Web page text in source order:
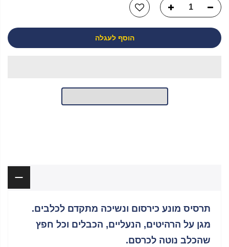
הוסף לעגלה
תרסיס מונע כירסום ונשיכה מתקדם לכלבים.
מגן על הרהיטים, הנעליים, הכבלים וכל חפץ
שהכלב נוטה לכרסם.